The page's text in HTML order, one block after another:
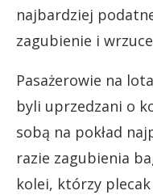
najbardziej
zagubienie i
Pasażerowie na
byli uprzedzani o
sobą na pokład
razie zagubienia
kolei, którzy